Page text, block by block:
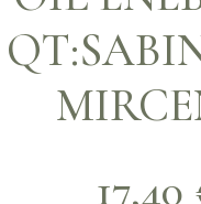
17,40